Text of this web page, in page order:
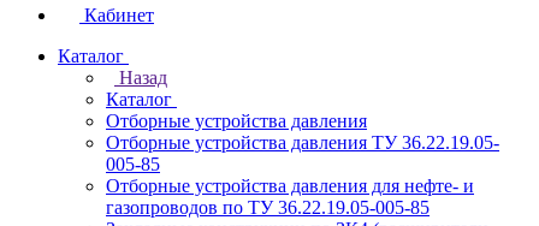
Кабинет
Каталог
Назад
Каталог
Отборные устройства давления
Отборные устройства давления ТУ 36.22.19.05-
005-85
Отборные устройства давления для нефте- и
газопроводов по ТУ 36.22.19.05-005-85